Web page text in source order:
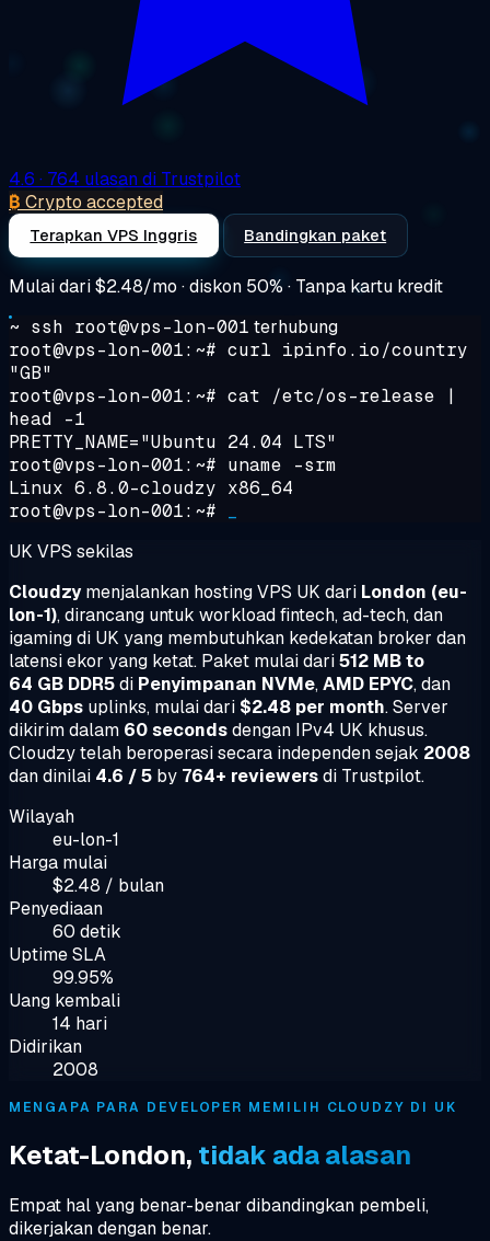
4.6 · 764 ulasan di Trustpilot
₿ Crypto accepted
Terapkan VPS Inggris Bandingkan paket
Mulai dari$2.48/mo · diskon 50% · Tanpa kartu kredit
~ ssh root@vps-lon-001 terhubung
root@vps-lon-001:~# curl ipinfo.io/country
"GB"
root@vps-lon-001:~# cat /etc/os-release |
head -1
PRETTY_NAME="Ubuntu 24.04 LTS"
root@vps-lon-001:~# uname -srm
Linux 6.8.0-cloudzy x86_64
root@vps-lon-001:~#
UK VPS sekilas
Cloudzymenjalankan hosting VPS UK dari London (eu-
lon-1), dirancang untuk workload fintech, ad-tech, dan
igaming di UK yang membutuhkan kedekatan broker dan
latensi ekor yang ketat. Paket mulai dari512 MB to
64 GB DDR5di Penyimpanan NVMe,AMD EPYC, dan
40 Gbps uplinks, mulai dari $2.48 per month. Server
dikirim dalam 60 secondsdengan IPv4 UK khusus.
Cloudzy telah beroperasi secara independen sejak 2008
dan dinilai 4.6 / 5 by 764+ reviewersdi Trustpilot.
Wilayah
eu-lon-1
Harga mulai
$2.48 / bulan
Penyediaan
60 detik
Uptime SLA
99.95%
Uang kembali
14 hari
Didirikan
2008
MENGAPA PARA DEVELOPER MEMILIH CLOUDZY DI UK
Ketat-London, tidak ada alasan
Empat hal yang benar-benar dibandingkan pembeli,
dikerjakan dengan benar.